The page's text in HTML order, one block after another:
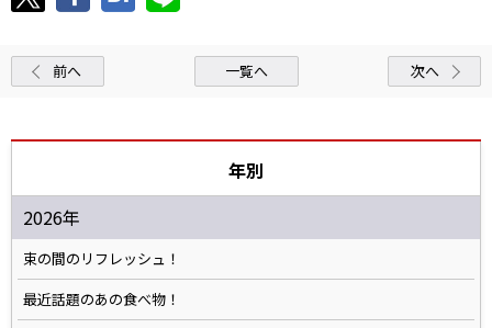
前へ 一覧へ 次へ
年別
2026年
束の間のリフレッシュ！
最近話題のあの食べ物！